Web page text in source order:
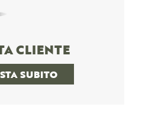
CLIENTE
SUBITO